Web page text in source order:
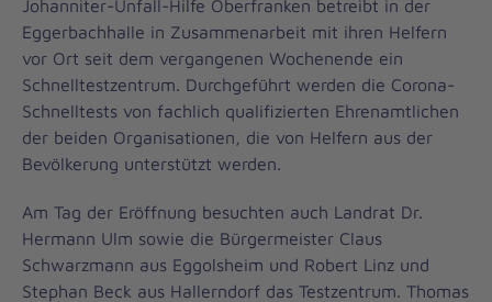
Johanniter-Unfall-Hilfe Oberfranken betreibt in der
Eggerbachhalle in Zusammenarbeit mit ihren Helfern
vor Ort seit dem vergangenen Wochenende ein
Schnelltestzentrum. Durchgeführt werden die Corona-
Schnelltests von fachlich qualifizierten Ehrenamtlichen
der beiden Organisationen, die von Helfern aus der
Bevölkerung unterstützt werden.
Am Tag der Eröffnung besuchten auch Landrat Dr.
Hermann Ulm sowie die Bürgermeister Claus
Schwarzmann aus Eggolsheim und Robert Linz und
Stephan Beck aus Hallerndorf das Testzentrum. Thomas